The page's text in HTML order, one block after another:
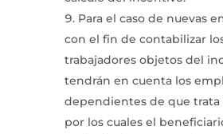
Para el caso de nuevas
con el fin de contabilizar
trabajadores objetos del
tendrán en cuenta los
dependientes de que trata
por los cuales el